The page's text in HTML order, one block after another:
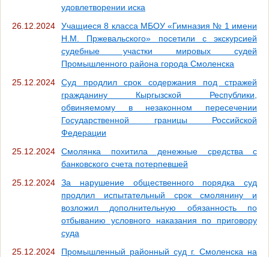
удовлетворении иска
26.12.2024
Учащиеся 8 класса МБОУ «Гимназия № 1 имени
Н.М. Пржевальского» посетили с экскурсией
судебные участки мировых судей
Промышленного района города Смоленска
25.12.2024
Суд продлил срок содержания под стражей
гражданину Кыргызской Республики,
обвиняемому в незаконном пересечении
Государственной границы Российской
Федерации
25.12.2024
Смолянка похитила денежные средства с
банковского счета потерпевшей
25.12.2024
За нарушение общественного порядка суд
продлил испытательный срок смолянину и
возложил дополнительную обязанность по
отбыванию условного наказания по приговору
суда
25.12.2024
Промышленный районный суд г. Смоленска на